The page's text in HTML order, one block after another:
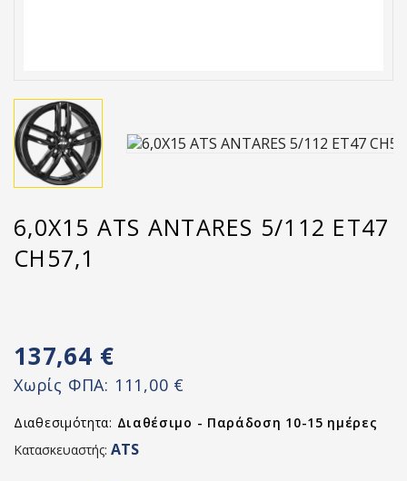
6,0X15 ATS ANTARES 5/112 ET47
CH57,1
137,64 €
Χωρίς ΦΠΑ: 111,00 €
Διαθεσιμότητα: Διαθέσιμο - Παράδοση 10-15 ημέρες
Κατασκευαστής: ATS